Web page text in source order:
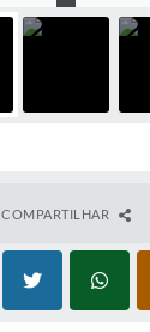
COMPARTILHAR